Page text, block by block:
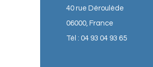
40 rue Déroulède
06000, France
Tél : 04 93 04 93 65